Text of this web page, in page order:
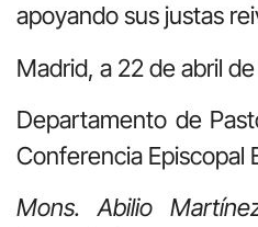
apoyando sus justas
Madrid, a 22 de abril
Departamento de
Conferencia Episcopal
Mons. Abilio